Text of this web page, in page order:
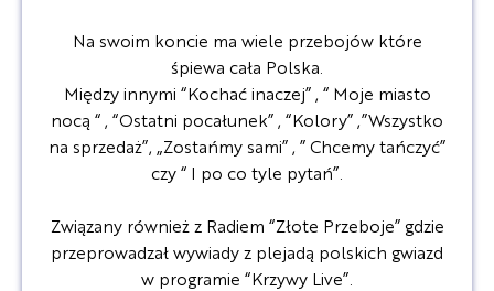
Na swoim koncie ma wiele przebojów które
śpiewa cała Polska.
Między innymi “Kochać inaczej” , “ Moje miasto
nocą “ , “Ostatni pocałunek” , “Kolory” ,”Wszystko
na sprzedaż”, „Zostańmy sami” , ” Chcemy tańczyć”
czy “ I po co tyle pytań”.
Związany również z Radiem “Złote Przeboje” gdzie
przeprowadzał wywiady z plejadą polskich gwiazd
w programie “Krzywy Live”.